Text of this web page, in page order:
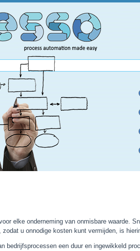
elke onderneming van onmisbare waarde.
u onnodige kosten kunt vermijden, is
bedrijfsprocessen een duur en ingewikkeld